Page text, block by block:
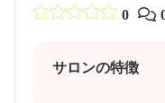
0
サロンの特徴